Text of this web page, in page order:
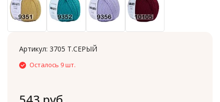
Артикул: 3705 Т.СЕРЫЙ
Осталось 9 шт.